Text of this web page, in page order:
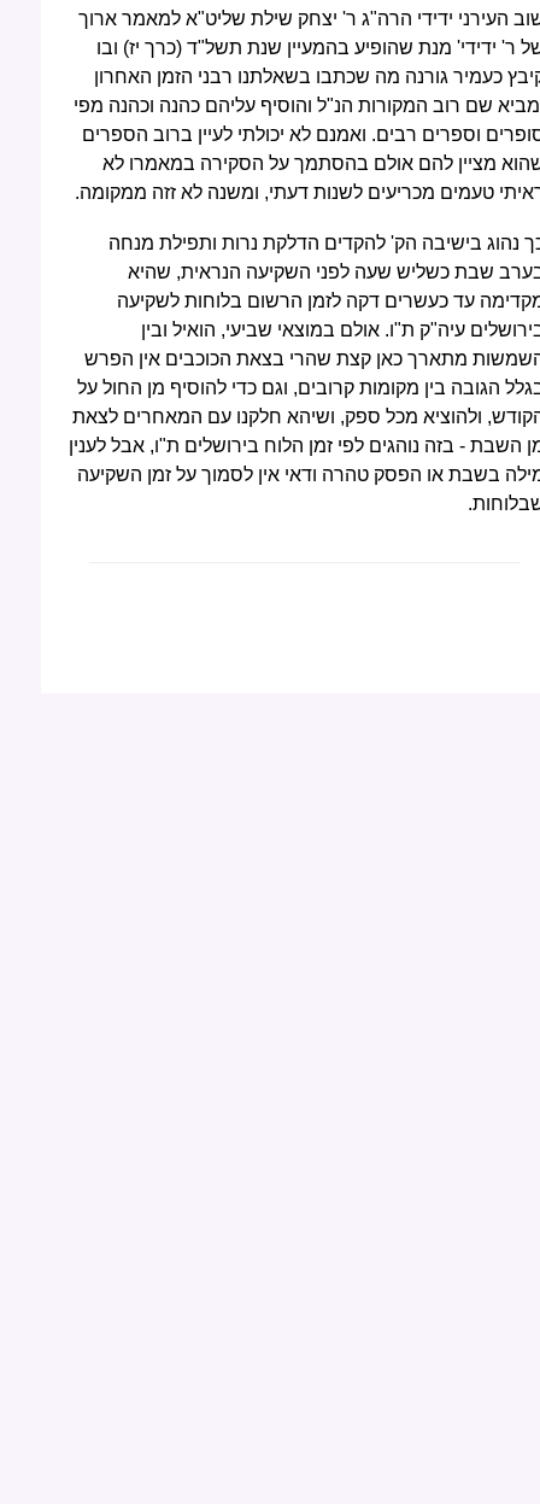
העירני ידידי הרה"ג ר' יצחק שילת שליט"א למאמר ארוך
ר' ידידי' מנת שהופיע בהמעיין שנת תשל"ד (כרך יז) ובו
כעמיר גורנה מה שכתבו בשאלתנו רבני הזמן האחרון
שם רוב המקורות הנ"ל והוסיף עליהם כהנה וכהנה מפי
וספרים רבים. ואמנם לא יכולתי לעיין ברוב הספרים
מציין להם אולם בהסתמך על הסקירה במאמרו לא
טעמים מכריעים לשנות דעתי, ומשנה לא זזה ממקומה.
נהוג בישיבה הק' להקדים הדלקת נרות ותפילת מנחה
שבת כשליש שעה לפני השקיעה הנראית, שהיא
עד כעשרים דקה לזמן הרשום בלוחות לשקיעה
עיה"ק ת"ו. אולם במוצאי שביעי, הואיל ובין
מתארך כאן קצת שהרי בצאת הכוכבים אין הפרש
הגובה בין מקומות קרובים, וגם כדי להוסיף מן החול על
ולהוציא מכל ספק, ושיהא חלקנו עם המאחרים לצאת
השבת - בזה נוהגים לפי זמן הלוח בירושלים ת"ו, אבל לענין
בשבת או הפסק טהרה ודאי אין לסמוך על זמן השקיעה